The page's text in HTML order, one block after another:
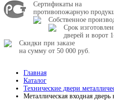
Сертификаты на
противопожарную
Собственное
Срок
дверей и ворот
Скидки при заказе
на сумму от 50 000 руб.
Главная
Каталог
Технические двери
Металлическая входная